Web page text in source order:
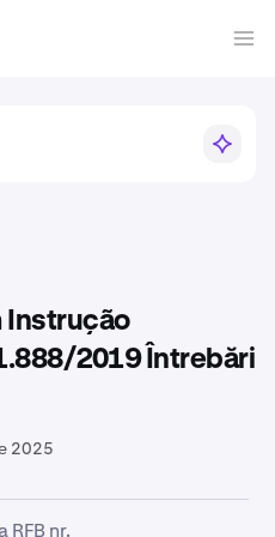
Instrução
2019 Întrebări
2025
nr.